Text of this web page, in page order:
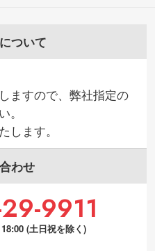
ついて
ますので、弊社指定の
。
します。
わせ
9911
(土日祝を除く)